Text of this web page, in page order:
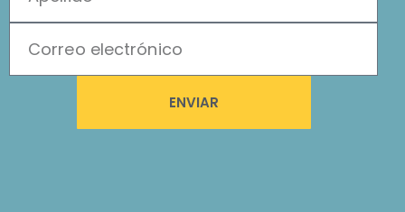
ENVIAR